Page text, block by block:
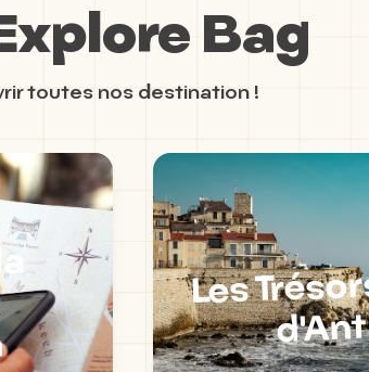
Bag
toutes nos destination !
Les